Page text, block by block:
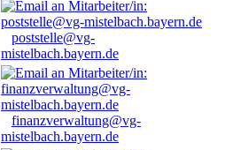
poststelle@vg-
mistelbach.bayern.de
finanzverwaltung@vg-
mistelbach.bayern.de